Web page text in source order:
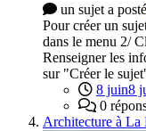
un sujet a posté
Pour créer un
dans le menu 2/
Renseigner les
sur "Créer le
8 juin8
0
Architecture à La